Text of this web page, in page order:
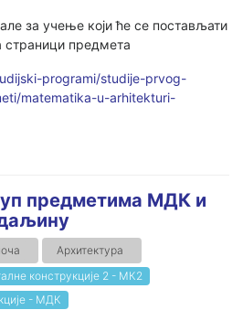
за учење који ће се постављати
страници предмета
programi/studije-prvog-
matematika-u-arhitekturi-
предметима МДК и
Архитектура
конструкције 2 - МК2
- МДК